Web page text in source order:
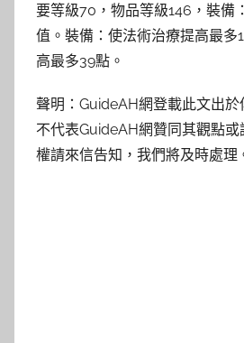
要等級70，物品等級146，裝備
值。裝備：使法術治療提高最多
高最多39點。
聲明：GuideAH網登載此文出於
不代表GuideAH網贊同其觀點
權請來信告知，我們將及時處理